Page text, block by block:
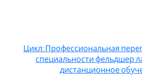
Цикл: Профессиональная
специальности фельдшер
дистанционное